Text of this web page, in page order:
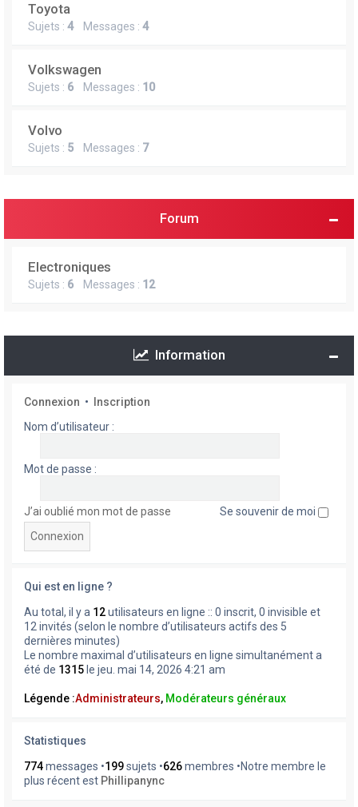
Toyota
Sujets : 4Messages : 4
Volkswagen
Sujets : 6 Messages : 10
Volvo
Sujets : 5 Messages : 7
Forum
Electroniques
Sujets : 6 Messages : 12
Information
Connexion •
Inscription
Nom d’utilisateur :
Mot de passe :
J’ai oublié mon mot de passe Se souvenir de moi
Qui est en ligne ?
Au total, il y a 12utilisateurs en ligne :: 0 inscrit, 0 invisible et
12 invités (selon le nombre d’utilisateurs actifs des 5
dernières minutes)
Le nombre maximal d’utilisateurs en ligne simultanément a
été de 1315 le jeu. mai 14, 2026 4:21 am
Légende :Administrateurs, Modérateurs généraux
Statistiques
774messages •199sujets •626membres •Notre membre le
plus récent est Phillipanync